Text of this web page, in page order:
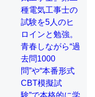
「昆虫はなぜ海にいな
不足してて両方に不
とあって面白い。海に